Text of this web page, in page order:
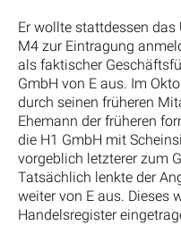
Er wollte stattdessen
M4 zur Eintragung
als faktischer
GmbH von E aus. Im
durch seinen früheren
Ehemann der früheren
die H1 GmbH mit
vorgeblich letzterer zum
Tatsächlich lenkte der
weiter von E aus. Dieses
Handelsregister